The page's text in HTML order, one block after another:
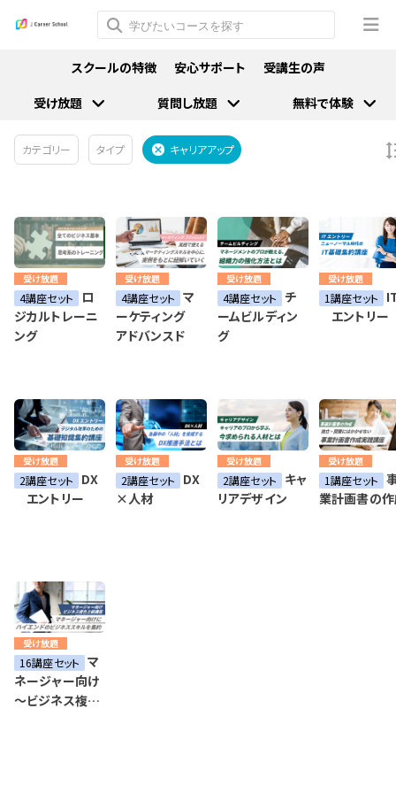
カテゴリー タイプ キャリアアップ
受け放題
4講座セット ロ
ジカルトレーニ
ング
受け放題
4講座セット マ
ーケティング
アドバンスド
受け放題
4講座セット チ
ームビルディン
グ
受け放題
1講座セット
エントリー
受け放題
2講座セット DX
エントリー
受け放題
2講座セット DX
×人材
受け放題
2講座セット キャ
リアデザイン
受け放題
1講座セット
業計画書の
受け放題
16講座セット マ
ネージャー向け
～ビジネス複合
スクールの特徴 安心サポート
受講生の声
受け放題
質問し放題 無料で体験